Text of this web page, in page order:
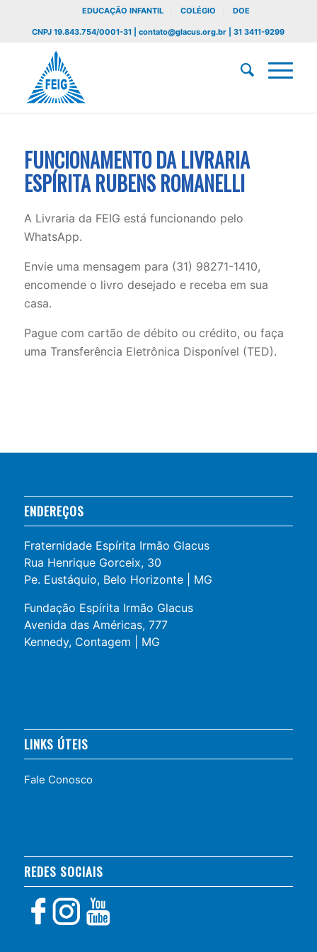
EDUCAÇÃO INFANTIL COLÉGIO DOE
CNPJ 19.843.754/0001-31 | contato@glacus.org.br | 31 3411-9299
FUNCIONAMENTO DA LIVRARIA
ESPÍRITA RUBENS ROMANELLI
A Livraria da FEIG está funcionando pelo
WhatsApp.
Envie uma mensagem para (31) 98271-1410,
encomende o livro desejado e receba em sua
casa.
Pague com cartão de débito ou crédito, ou faça
uma Transferência Eletrônica Disponível (TED).
ENDEREÇOS
Fraternidade Espírita Irmão Glacus
Rua Henrique Gorceix, 30
Pe. Eustáquio, Belo Horizonte | MG
Fundação Espírita Irmão Glacus
Avenida das Américas, 777
Kennedy, Contagem | MG
LINKS ÚTEIS
Fale Conosco
REDES SOCIAIS